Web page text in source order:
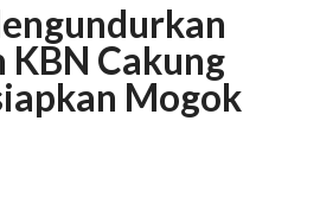
Cakung
Mogok